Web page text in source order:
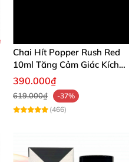
Chai Hít Popper Rush Red
10ml Tăng Cảm Giác Kích
Thích Mạnh
390.000₫
619.000₫
-37%
(466)